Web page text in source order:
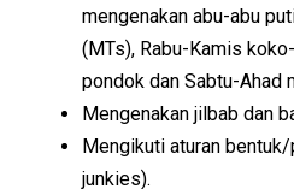
mengenakan abu-abu
(MTs), Rabu-Kamis
pondok dan Sabtu-Ahad
Mengenakan jilbab dan
Mengikuti aturan
junkies).